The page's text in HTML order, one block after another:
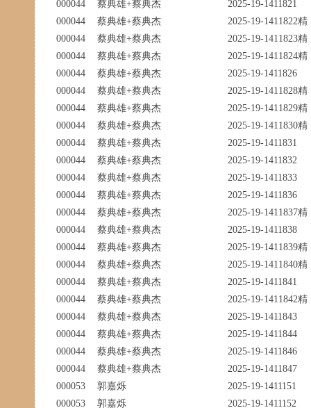
000044
蔡典雄+蔡典杰
2025-19-1411821
000044
蔡典雄+蔡典杰
2025-19-1411822精
000044
蔡典雄+蔡典杰
2025-19-1411823精
000044
蔡典雄+蔡典杰
2025-19-1411824精
000044
蔡典雄+蔡典杰
2025-19-1411826
000044
蔡典雄+蔡典杰
2025-19-1411828精
000044
蔡典雄+蔡典杰
2025-19-1411829精
000044
蔡典雄+蔡典杰
2025-19-1411830精
000044
蔡典雄+蔡典杰
2025-19-1411831
000044
蔡典雄+蔡典杰
2025-19-1411832
000044
蔡典雄+蔡典杰
2025-19-1411833
000044
蔡典雄+蔡典杰
2025-19-1411836
000044
蔡典雄+蔡典杰
2025-19-1411837精
000044
蔡典雄+蔡典杰
2025-19-1411838
000044
蔡典雄+蔡典杰
2025-19-1411839精
000044
蔡典雄+蔡典杰
2025-19-1411840精
000044
蔡典雄+蔡典杰
2025-19-1411841
000044
蔡典雄+蔡典杰
2025-19-1411842精
000044
蔡典雄+蔡典杰
2025-19-1411843
000044
蔡典雄+蔡典杰
2025-19-1411844
000044
蔡典雄+蔡典杰
2025-19-1411846
000044
蔡典雄+蔡典杰
2025-19-1411847
000053
郭嘉烁
2025-19-1411151
000053
郭嘉烁 2025-19-1411152